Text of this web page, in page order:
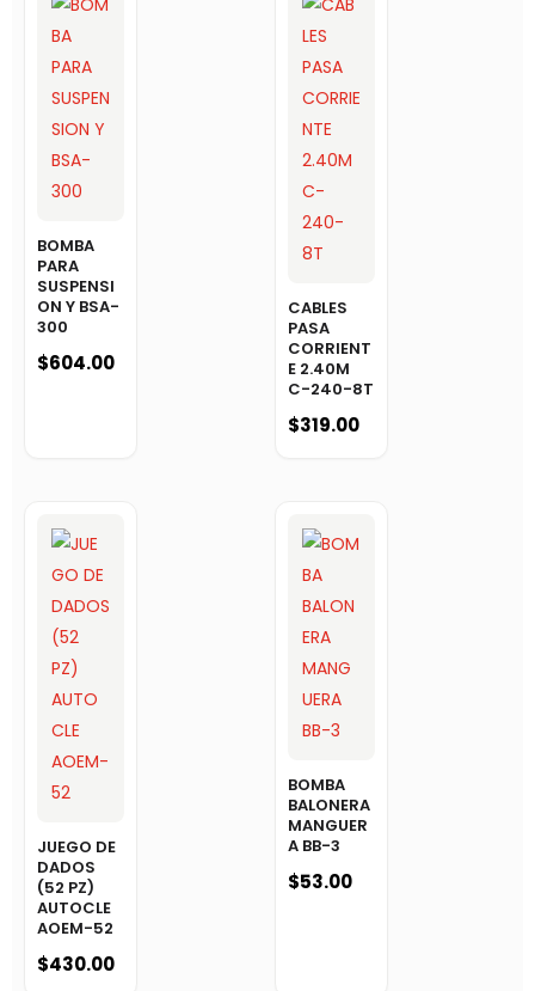
BOMBA
PARA
SUSPENSI
ON Y BSA-
300
$604.00
CABLES
PASA
CORRIENT
E 2.40M
C-240-8T
$319.00
JUEGO DE
DADOS
(52 PZ)
AUTOCLE
AOEM-52
$430.00
BOMBA
BALONERA
MANGUER
A BB-3
$53.00